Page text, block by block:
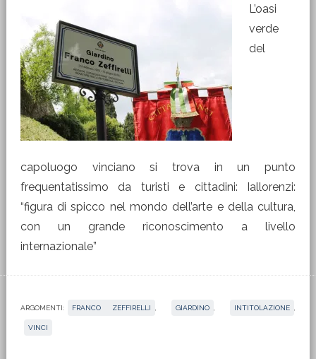
L’oasi
verde
del
capoluogo vinciano si trova in un punto
frequentatissimo da turisti e cittadini: Iallorenzi:
“figura di spicco nel mondo dell’arte e della cultura,
con un grande riconoscimento a livello
internazionale”
ARGOMENTI: FRANCO ZEFFIRELLI GIARDINO INTITOLAZIONE
VINCI